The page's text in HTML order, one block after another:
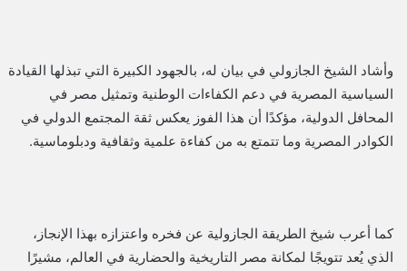
وأشاد الشيخ الجازولي في بيان له، بالجهود الكبيرة التي تبذلها القيادة
السياسية المصرية في دعم الكفاءات الوطنية وتمثيل مصر في
المحافل الدولية، مؤكدًا أن هذا الفوز يعكس ثقة المجتمع الدولي في
الكوادر المصرية وما تتمتع به من كفاءة علمية وثقافية ودبلوماسية.
كما أعرب شيخ الطريقة الجازولية عن فخره واعتزازه بهذا الإنجاز،
الذي يُعد تتويجًا لمكانة مصر التاريخية والحضارية في العالم، مشيرًا